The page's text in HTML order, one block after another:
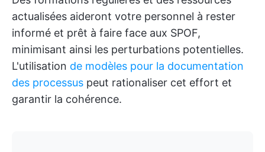
actualisées aideront votre personnel à rester
informé et prêt à faire face aux SPOF,
minimisant ainsi les perturbations potentielles.
L'utilisation de modèles pour la documentation
des processus peut rationaliser cet effort et
garantir la cohérence.